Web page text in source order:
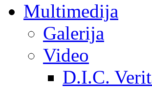
Multimedija
Galerija
Video
D.I.C.